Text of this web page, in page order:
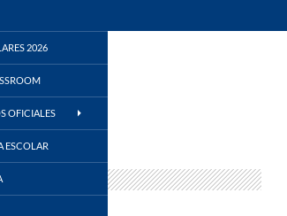
2026
OFICIALES
ESCOLAR